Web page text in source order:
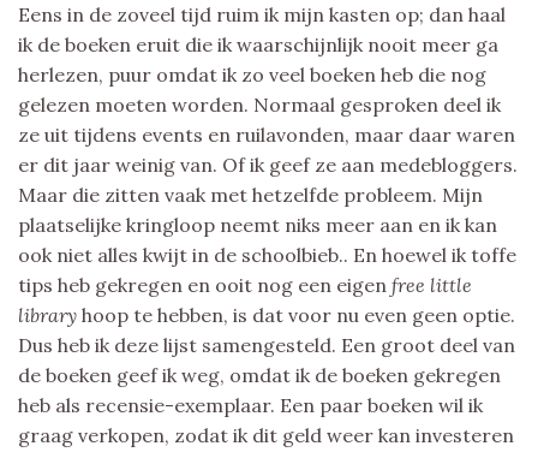
Eens in de zoveel tijd ruim ik mijn kasten op; dan haal
ik de boeken eruit die ik waarschijnlijk nooit meer ga
herlezen, puur omdat ik zo veel boeken heb die nog
gelezen moeten worden. Normaal gesproken deel ik
ze uit tijdens events en ruilavonden, maar daar waren
er dit jaar weinig van. Of ik geef ze aan medebloggers.
Maar die zitten vaak met hetzelfde probleem. Mijn
plaatselijke kringloop neemt niks meer aan en ik kan
ook niet alles kwijt in de schoolbieb.. En hoewel ik toffe
tips heb gekregen en ooit nog een eigen free little
library hoop te hebben, is dat voor nu even geen optie.
Dus heb ik deze lijst samengesteld. Een groot deel van
de boeken geef ik weg, omdat ik de boeken gekregen
heb als recensie-exemplaar. Een paar boeken wil ik
graag verkopen, zodat ik dit geld weer kan investeren